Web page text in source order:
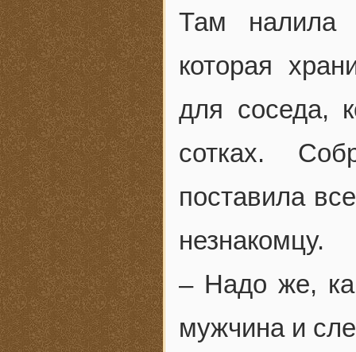
Там налила
которая
для соседа,
сотках.
поставила
незнакомцу.
– Надо же,
мужчина и